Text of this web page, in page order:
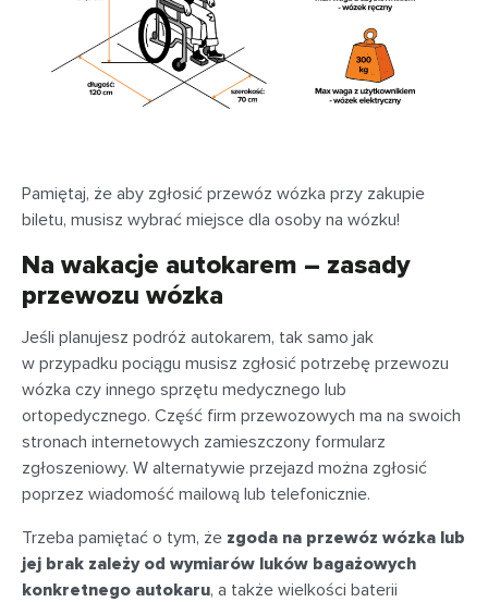
Pamiętaj, że aby zgłosić przewóz wózka przy zakupie
biletu, musisz wybrać miejsce dla osoby na wózku!
Na wakacje autokarem – zasady
przewozu wózka
Jeśli planujesz podróż autokarem, tak samo jak
w przypadku pociągu musisz zgłosić potrzebę przewozu
wózka czy innego sprzętu medycznego lub
ortopedycznego. Część firm przewozowych ma na swoich
stronach internetowych zamieszczony formularz
zgłoszeniowy. W alternatywie przejazd można zgłosić
poprzez wiadomość mailową lub telefonicznie.
Trzeba pamiętać o tym, że zgoda na przewóz wózka lub
jej brak zależy od wymiarów luków bagażowych
konkretnego autokaru, a także wielkości baterii